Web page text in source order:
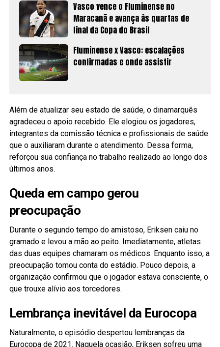
Vasco vence o Fluminense no
Maracanã e avança às quartas de
final da Copa do Brasil
Fluminense x Vasco: escalações
confirmadas e onde assistir
Além de atualizar seu estado de saúde, o dinamarquês
agradeceu o apoio recebido. Ele elogiou os jogadores,
integrantes da comissão técnica e profissionais de saúde
que o auxiliaram durante o atendimento. Dessa forma,
reforçou sua confiança no trabalho realizado ao longo dos
últimos anos.
Queda em campo gerou
preocupação
Durante o segundo tempo do amistoso, Eriksen caiu no
gramado e levou a mão ao peito. Imediatamente, atletas
das duas equipes chamaram os médicos. Enquanto isso, a
preocupação tomou conta do estádio. Pouco depois, a
organização confirmou que o jogador estava consciente, o
que trouxe alívio aos torcedores.
Lembrança inevitável da Eurocopa
Naturalmente, o episódio despertou lembranças da
Eurocopa de 2021. Naquela ocasião, Eriksen sofreu uma